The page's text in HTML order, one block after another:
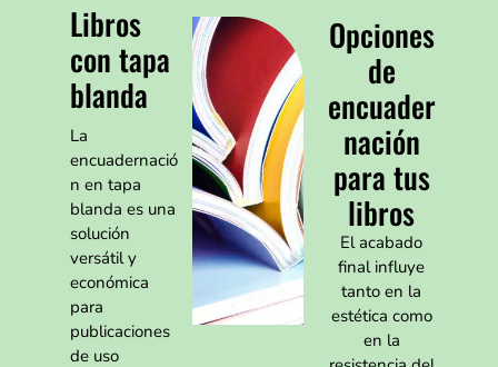
Opciones
de
encuader
nación
para tus
libros
El acabado
final influye
tanto en la
estética como
en la
Libros
con tapa
blanda
La
encuadernació
n en tapa
blanda es una
solución
versátil y
económica
para
publicaciones
de uso